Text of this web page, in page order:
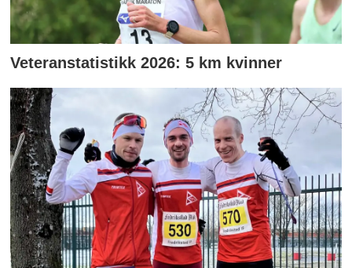
Veteranstatistikk 2026: 5 km kvinner